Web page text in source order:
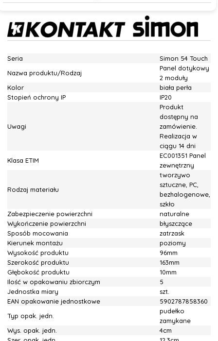
Seria
Simon 54 Touch
Nazwa produktu/Rodzaj
Panel dotykowy
2 moduły
Kolor
biała perła
Stopień ochrony IP
IP20
Uwagi
Produkt
dostępny na
zamówienie.
Realizacja w
ciągu 14 dni
Klasa ETIM
EC001351 Panel
zewnętrzny
Rodzaj materiału
tworzywo
sztuczne, PC,
bezhalogenowe,
szkło
Zabezpieczenie powierzchni
naturalne
Wykończenie powierzchni
błyszczące
Sposób mocowania
zatrzask
Kierunek montażu
poziomy
Wysokość produktu
96mm
Szerokość produktu
163mm
Głębokość produktu
10mm
Ilość w opakowaniu zbiorczym
5
Jednostka miary
szt.
EAN opakowanie jednostkowe
5902787858360
Typ opak. jedn.
pudełko
zamykane
Wys. opak. jedn.
4cm